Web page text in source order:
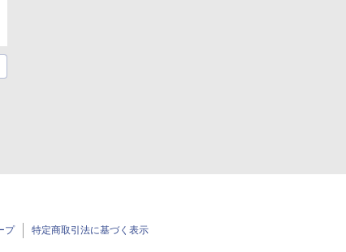
プ 特定商取引法に基づく表示